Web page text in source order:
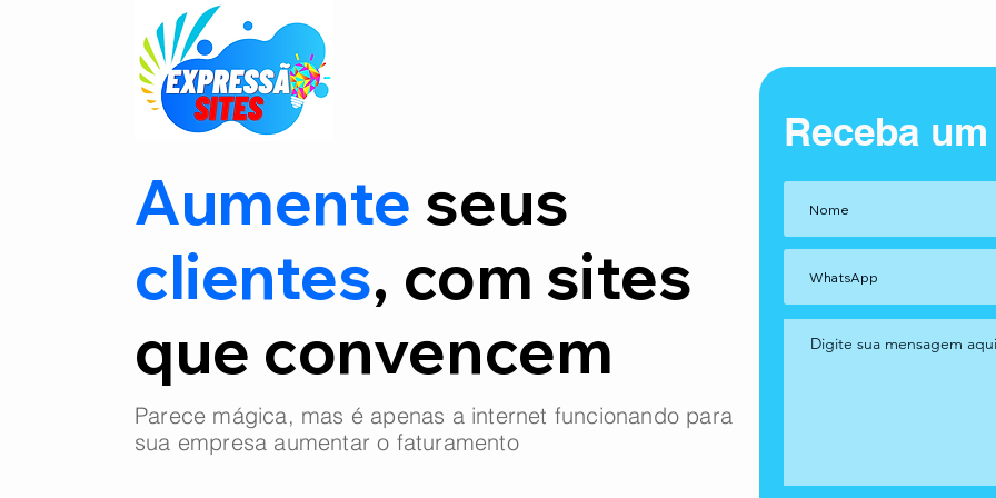
Aumente seus
clientes, com sites
que convencem
Parece mágica, mas é apenas a internet funcionando para
sua empresa aumentar o faturamento
Receba